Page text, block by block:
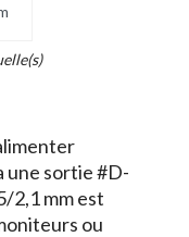
une sortie #D-
2,1 mm est
ou